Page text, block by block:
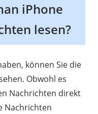
iPhone
lesen?
können Sie die
Obwohl es
Nachrichten direkt
Nachrichten